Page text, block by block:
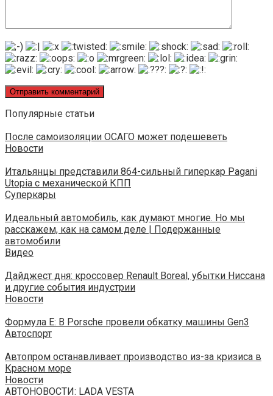
Популярные статьи
После самоизоляции ОСАГО может подешеветь
Новости
Итальянцы представили 864-сильный гиперкар Pagani
Utopia с механической КПП
Суперкары
Идеальный автомобиль, как думают многие. Но мы
расскажем, как на самом деле | Подержанные
автомобили
Видео
Дайджест дня: кроссовер Renault Boreal, убытки Ниссана
и другие события индустрии
Новости
Формула E: В Porsche провели обкатку машины Gen3
Автоспорт
Автопром останавливает производство из-за кризиса в
Красном море
Новости
АВТОНОВОСТИ: LADA VESTA